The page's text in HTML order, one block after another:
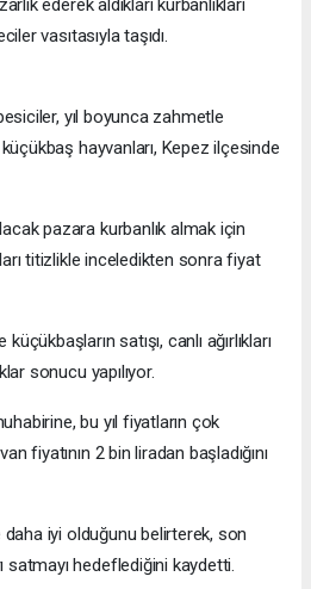
ederek aldıkları kurbanlıkları
vasıtasıyla taşıdı.
yıl boyunca zahmetle
hayvanları, Kepez ilçesinde
pazara kurbanlık almak için
titizlikle inceledikten sonra fiyat
satışı, canlı ağırlıkları
sonucu yapılıyor.
bu yıl fiyatların çok
fiyatının 2 bin liradan başladığını
daha iyi olduğunu belirterek, son
satmayı hedeflediğini kaydetti.